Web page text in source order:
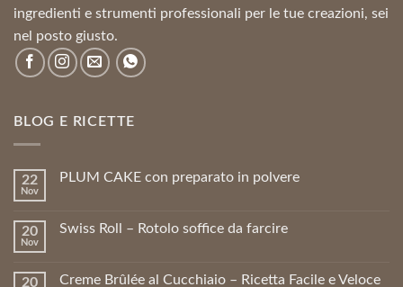
ingredienti e strumenti professionali per le tue creazioni, sei
nel posto giusto.
BLOG E RICETTE
22
Nov
PLUM CAKE con preparato in polvere
20
Nov
Swiss Roll – Rotolo soffice da farcire
20 Creme Brûlée al Cucchiaio – Ricetta Facile e Veloce